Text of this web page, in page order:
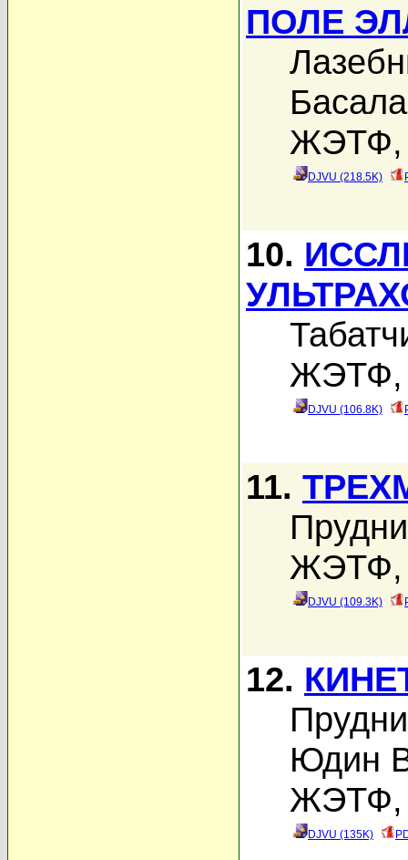
ПОЛЕ
ЖЭТФ,
DJVU (218.5K)
10.
ЖЭТФ,
DJVU (106.8K)
11.
ЖЭТФ,
DJVU (109.3K)
12.
Юдин
ЖЭТФ,
DJVU (135K)